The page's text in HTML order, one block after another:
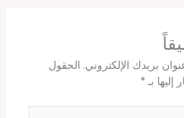
بريدك الإلكتروني. الحقول
إليها بـ*